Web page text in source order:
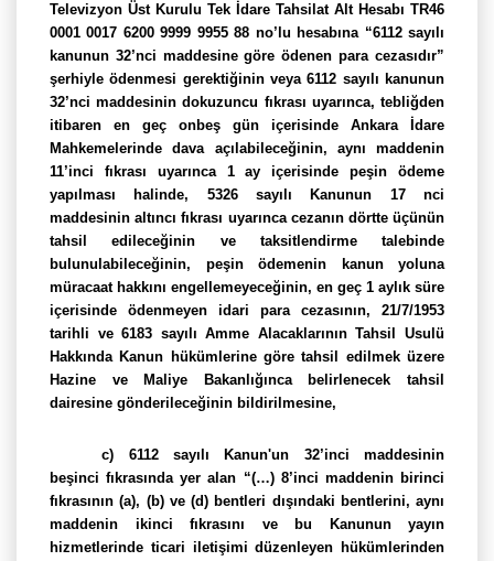
Televizyon Üst Kurulu Tek İdare Tahsilat Alt Hesabı TR46
0001 0017 6200 9999 9955 88 no’lu hesabına “6112 sayılı
kanunun 32’nci maddesine göre ödenen para cezasıdır”
şerhiyle ödenmesi gerektiğinin veya 6112 sayılı kanunun
32’nci maddesinin dokuzuncu fıkrası uyarınca, tebliğden
itibaren en geç onbeş gün içerisinde Ankara İdare
Mahkemelerinde dava açılabileceğinin, aynı maddenin
11’inci fıkrası uyarınca 1 ay içerisinde peşin ödeme
yapılması halinde, 5326 sayılı Kanunun 17 nci
maddesinin altıncı fıkrası uyarınca cezanın dörtte üçünün
tahsil edileceğinin ve taksitlendirme talebinde
bulunulabileceğinin, peşin ödemenin kanun yoluna
müracaat hakkını engellemeyeceğinin, en geç 1 aylık süre
içerisinde ödenmeyen idari para cezasının, 21/7/1953
tarihli ve 6183 sayılı Amme Alacaklarının Tahsil Usulü
Hakkında Kanun hükümlerine göre tahsil edilmek üzere
Hazine ve Maliye Bakanlığınca belirlenecek tahsil
dairesine gönderileceğinin bildirilmesine,
c) 6112 sayılı Kanun'un 32’inci maddesinin
beşinci fıkrasında yer alan “(…) 8’inci maddenin birinci
fıkrasının (a), (b) ve (d) bentleri dışındaki bentlerini, aynı
maddenin ikinci fıkrasını ve bu Kanunun yayın
hizmetlerinde ticari iletişimi düzenleyen hükümlerinden